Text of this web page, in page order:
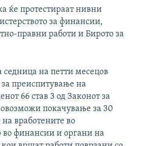
ќе протестираат нивни
за финансии,
правни работи и Бирото за
седница на петти месецов
за преиспитување на
66 став 3 од Законот за
овозможи покачување за 30
на вработените во
во финансии и органи на